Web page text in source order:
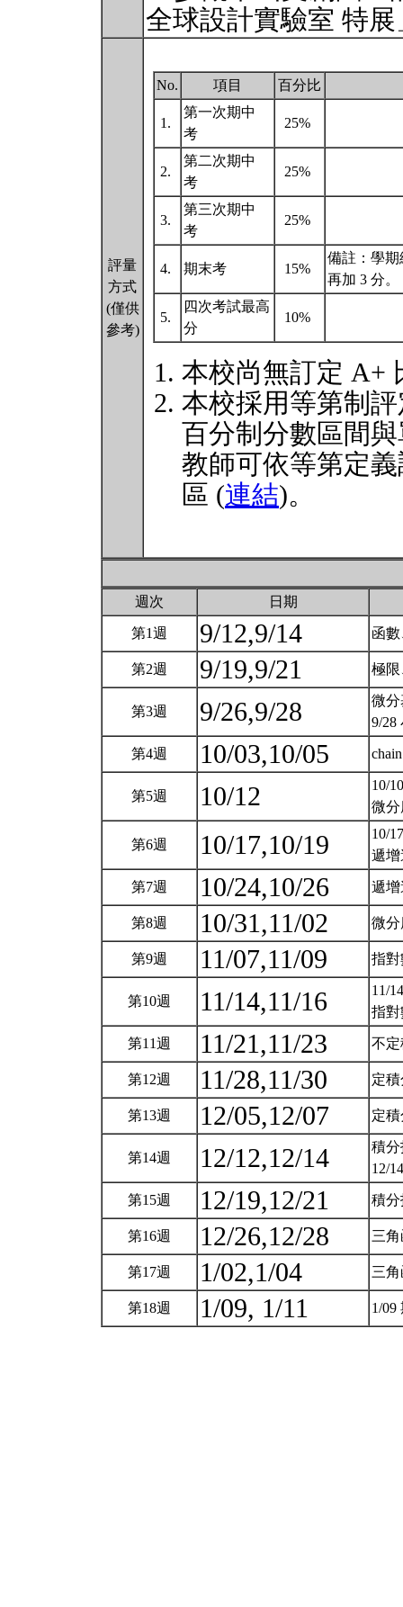
全球設計實驗室 特
評量
方式
(僅供
參考)
No. 項目 百分比
1.
第一次期中
考
25%
2.
第二次期中
考
25%
3.
第三次期中
考
25%
4. 期末考 15%
備註：學期
再加 3 分。
5.
四次考試最高
分
10%
本校尚無訂定 A+
本校採用等第制
百分制分數區間
教師可依等第定
區 (連結)。
週次 日期
第1週 9/12,9/14 函
第2週 9/19,9/21 極
第3週 9/26,9/28
微
9/
第4週 10/03,10/05
第5週 10/12
10/
微
第6週 10/17,10/19
10/
遞
第7週 10/24,10/26 遞
第8週 10/31,11/02 微
第9週 11/07,11/09 指
第10週 11/14,11/16
11/
指
第11週 11/21,11/23 不
第12週 11/28,11/30 定
第13週 12/05,12/07 定
第14週 12/12,12/14
積
12/
第15週 12/19,12/21 積
第16週 12/26,12/28 三
第17週 1/02,1/04 三
第18週 1/09, 1/11 1/